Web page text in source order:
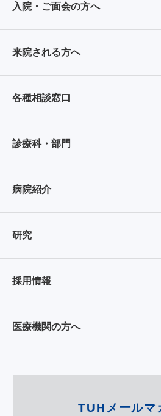
入院・ご面会の方へ
来院される方へ
各種相談窓口
診療科・部門
病院紹介
研究
採用情報
医療機関の方へ
TUHメールマ